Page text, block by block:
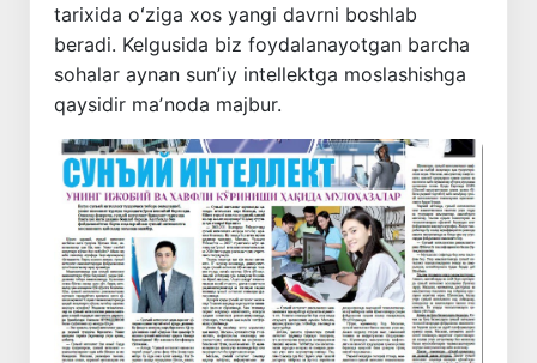
tarixida oʻziga xos yangi davrni boshlab
beradi. Kelgusida biz foydalanayotgan barcha
sohalar aynan sunʼiy intellektga moslashishga
qaysidir maʼnoda majbur.